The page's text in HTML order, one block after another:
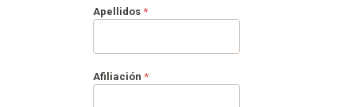
Apellidos *Obligatorio
Afiliación *Obligatorio